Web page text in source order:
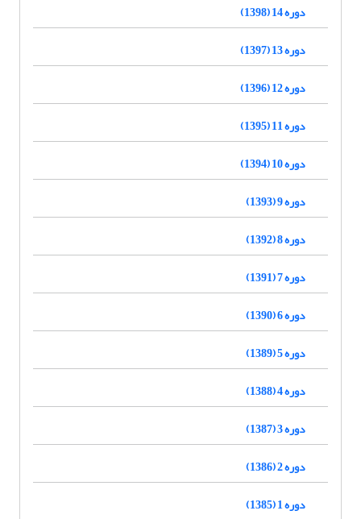
دوره 14 (1398)
دوره 13 (1397)
دوره 12 (1396)
دوره 11 (1395)
دوره 10 (1394)
دوره 9 (1393)
دوره 8 (1392)
دوره 7 (1391)
دوره 6 (1390)
دوره 5 (1389)
دوره 4 (1388)
دوره 3 (1387)
دوره 2 (1386)
دوره 1 (1385)